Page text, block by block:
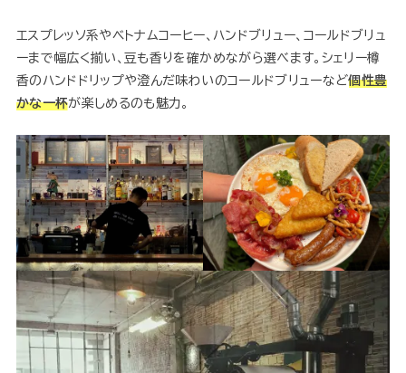
エスプレッソ系やベトナムコーヒー、ハンドブリュー、コールドブリュ
ーまで幅広く揃い、豆も香りを確かめながら選べます。シェリー樽
香のハンドドリップや澄んだ味わいのコールドブリューなど個性豊
かな一杯が楽しめるのも魅力。